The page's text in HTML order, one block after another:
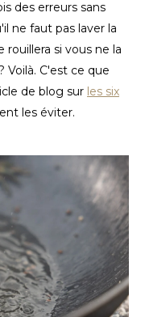
des erreurs sans
ne faut pas laver la
si vous ne la
Voilà. C'est ce que
de blog sur les six
les éviter.